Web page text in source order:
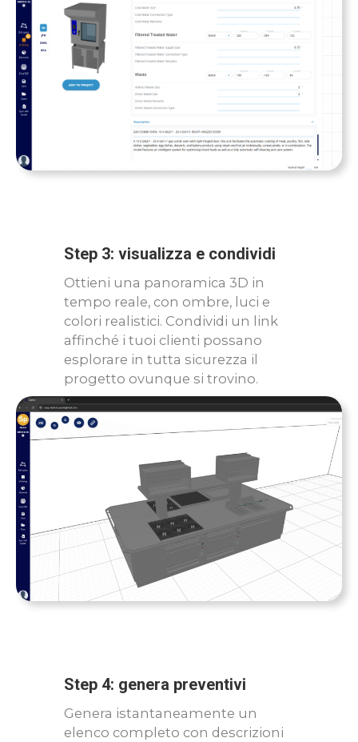
Step 3: visualizza e condividi
Ottieni una panoramica 3D in
tempo reale, con ombre, luci e
colori realistici. Condividi un link
affinché i tuoi clienti possano
esplorare in tutta sicurezza il
progetto ovunque si trovino.
Step 4: genera preventivi
Genera istantaneamente un
elenco completo con descrizioni